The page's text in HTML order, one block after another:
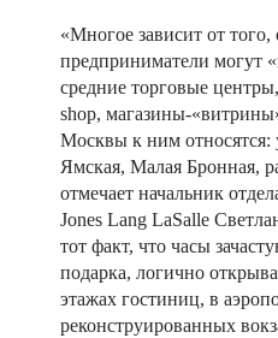
«Многое зависит от того,
предприниматели могут
средние торговые
shop, магазины-
Москвы к ним относятся:
Ямская, Малая Бронная,
отмечает начальник
Jones Lang LaSalle
тот факт, что часы
подарка, логично
этажах гостиниц, в
реконструированных